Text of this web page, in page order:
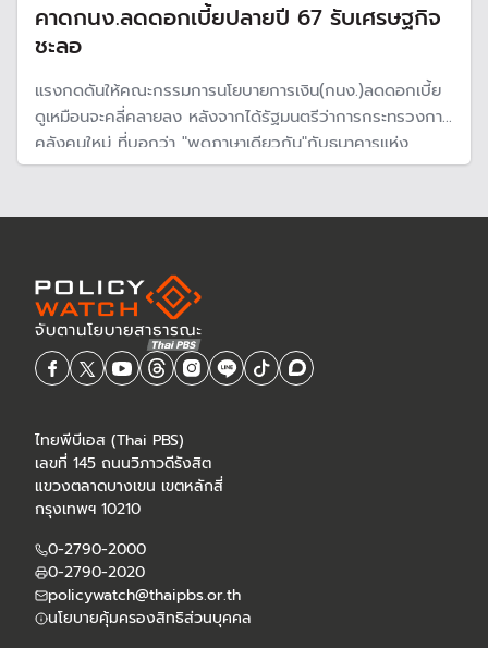
คาดกนง.ลดดอกเบี้ยปลายปี 67 รับเศรษฐกิจ
ชะลอ
แรงกดดันให้คณะกรรมการนโยบายการเงิน(กนง.)ลดดอกเบี้ย
ดูเหมือนจะคลี่คลายลง หลังจากได้รัฐมนตรีว่าการกระทรวงการ
คลังคนใหม่ ที่บอกว่า "พูดภาษาเดียวกัน"กับธนาคารแห่ง
ประเทศไทย (ธปท.) แต่ก็คาดว่าในปลายปีนี้ กนง.อาจจะลด
โน้มตลาดเงินโลก
ไทยพีบีเอส (Thai PBS)
เลขที่ 145 ถนนวิภาวดีรังสิต
แขวงตลาดบางเขน เขตหลักสี่
กรุงเทพฯ 10210
0-2790-2000
0-2790-2020
policywatch@thaipbs.or.th
นโยบายคุ้มครองสิทธิส่วนบุคคล